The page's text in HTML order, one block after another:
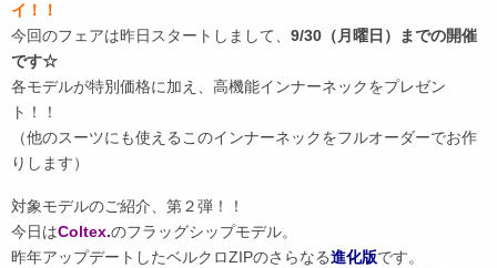
イ！！
今回のフェアは昨日スタートしまして、 9/30（月曜日）までの開催
です☆
各モデルが特別価格に加え、高機能インナーネックをプレゼン
ト！！
（他のスーツにも使えるこのインナーネックをフルオーダーでお作
りします）
対象モデルのご紹介、第２弾！！
今日はColtex.のフラッグシップモデル。
昨年アップデートしたベルクロZIPのさらなる進化版です。